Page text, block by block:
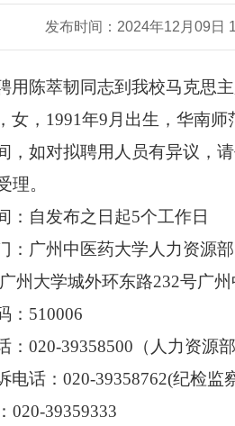
发布时间：2024年12月09日
用 陈萃韧 同志到我校马克思
，女 ，1991年9 月出生，华南师
，如对拟聘用人员有异议，
理。
：自发布之日起5个工作日
：广州中医药大学人力资源部
州大学城外环东路232号广
：510006
：020-39358500（人力资源部
电话：020-39358762(纪检监
020-39359333